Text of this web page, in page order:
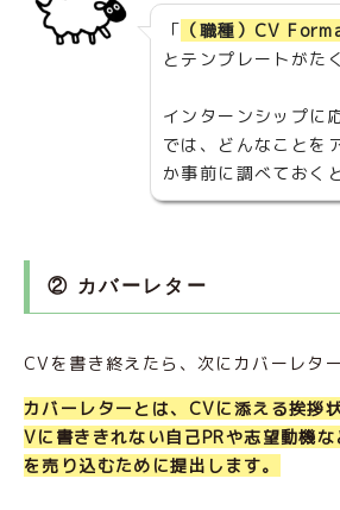
「 （職種）CV
とテンプレートがた
インターンシップに
では、どんなことを
か事前に調べておく
② カバーレター
CVを書き終えたら、次にカバーレタ
カバーレターとは、CVに添える挨拶
Vに書ききれない自己PRや志望動機
を売り込むために提出します。